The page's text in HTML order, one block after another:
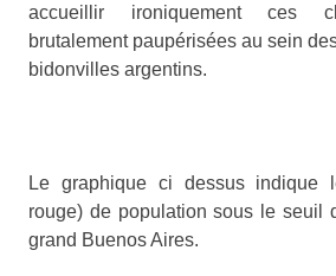
accueillir ironiquement ces
brutalement paupérisées au sein
bidonvilles argentins.
Le graphique ci dessus indique
rouge) de population sous le seuil
grand Buenos Aires.